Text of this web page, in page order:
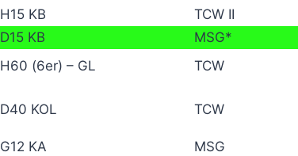
H15 KB TCW II
D15 KB MSG*
H60 (6er) – GL TCW
D40 KOL TCW
G12 KA MSG